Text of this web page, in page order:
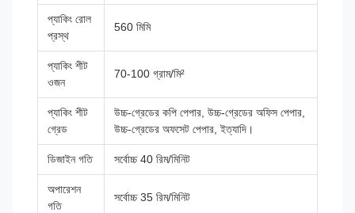
প্যাকিং রোল
প্রস্থ
560 মিমি
প্যাকিং শীট
ওজন
70-100 গ্রাম/মি²
প্যাকিং শীট
গ্রেড
উচ্চ-গ্রেডের কপি পেপার, উচ্চ-গ্রেডের অফিস পেপার,
উচ্চ-গ্রেডের অফসেট পেপার, ইত্যাদি।
ডিজাইন গতি সর্বোচ্চ 40 রিম/মিনিট
অপারেশন
গতি
সর্বোচ্চ 35 রিম/মিনিট